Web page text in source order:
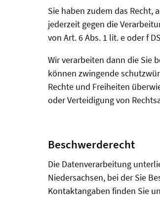
Sie haben zudem das Recht,
jederzeit gegen die
von Art. 6 Abs. 1 lit. e oder f
Wir verarbeiten dann die Sie
können zwingende
Rechte und Freiheiten
oder Verteidigung von
Beschwerderecht
Die Datenverarbeitung
Niedersachsen, bei der Sie
Kontaktangaben finden Sie